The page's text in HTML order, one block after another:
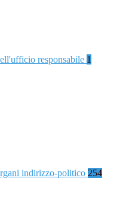
responsabile 1
indirizzo-politico 254